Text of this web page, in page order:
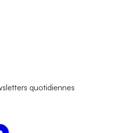
quotidiennes